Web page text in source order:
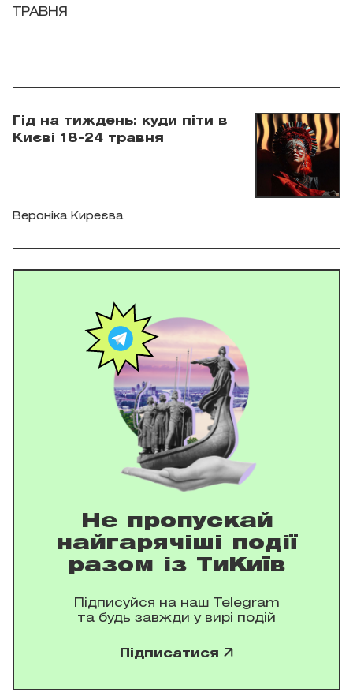
ТРАВНЯ
Гід на тиждень: куди піти в
Києві 18-24 травня
Вероніка Киреєва
Не пропускай
найгарячіші події
разом із ТиКиїв
Підписуйся на наш Telegram
та будь завжди у вирі подій
Підписатися